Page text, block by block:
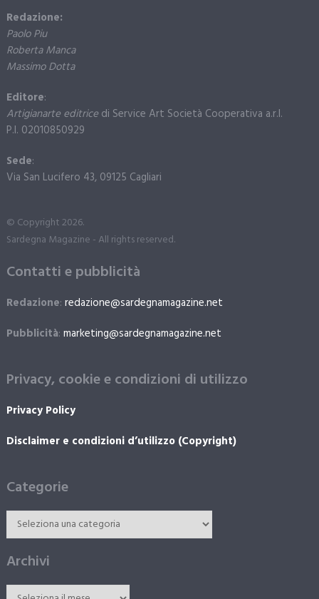
Redazione:
Paolo Piu
Roberta Manca
Massimo Dotta
Editore:
Artigianarte editricedi Service Art Società Cooperativa a.r.l.
P.I. 02010850929
Sede:
Via San Lucifero 43, 09125 Cagliari
© Copyright 2026.
Sardegna Magazine - All rights reserved.
Contatti e pubblicità
Redazione: redazione@sardegnamagazine.net
Pubblicità: marketing@sardegnamagazine.net
Privacy, cookie e condizioni di utilizzo
Privacy Policy
Disclaimer e condizioni d’utilizzo (Copyright)
Categorie
Archivi